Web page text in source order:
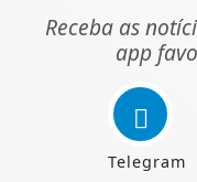
Receba as
app
Telegram